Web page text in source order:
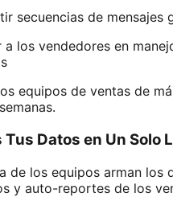
secuencias de
a los vendedores en
equipos de ventas de
Tus Datos en Un Solo
de los equipos arman
y auto-reportes de los